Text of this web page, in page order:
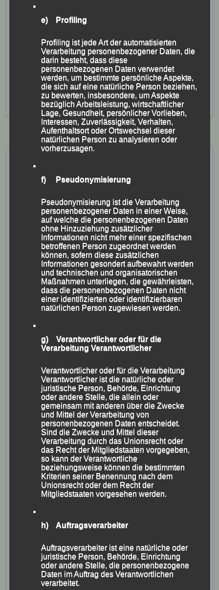
VeröffentlichtinAktuelles,Archiv 2025
Christina Wimmer,DJK Domlauf,Frank Schneider
Franz Keifenheim,Georg Eibl,Gerhard Bauer,Ingrid Kölbl
Jan Worring,Jonathan Schubert,Lea Wenninger,Linda
Passau,Stefanie Auer,Tobias Schreindl
40. Rieder Stadtlauf –
Ried,Ried im Innkreis,
31.08.2024
Veröffentlicht am31. August 2024 von lgpassau
Passauer überzeugen beim „40.
Rieder Stadtlauf“
-Fünfmal Gold und einmal Bronze-
(KS.) Mit klasse Leistungen und sechs Medaillen
überzeugte das achtköpfige Team der Leichtathletik
Gemeinschaft (LG) Passau und des LAC Passau bei
der 40. Ausgabe des „Weberzeile Stadtlaufes“, der bei
hochsommerlichen Verhältnissen in Ried im Innkreis
über die Bühne ging und bei dem über 600 Teilnehmer
Die erfolgreichen Passauer Ausdauerathleten (v.li.)
Stephan Deckwerth, Jonathan Schubert, Marion Kopp,
Wenninger und Maximilian Spielbauer
Die ausrichtende LAG-Genböck-Haus-Ried hatte
analog der Vorjahre wieder eine 2.500-m-Runde, mit
e) Profiling
Profiling ist jede Art der automatisierten
Verarbeitung personenbezogener Daten, die
darin besteht, dass diese
personenbezogenen Daten verwendet
werden, um bestimmte persönliche Aspekte,
die sich auf eine natürliche Person beziehen,
zu bewerten, insbesondere, um Aspekte
bezüglich Arbeitsleistung, wirtschaftlicher
Lage, Gesundheit, persönlicher Vorlieben,
Interessen, Zuverlässigkeit, Verhalten,
Aufenthaltsort oder Ortswechsel dieser
natürlichen Person zu analysieren oder
vorherzusagen.
f) Pseudonymisierung
Pseudonymisierung ist die Verarbeitung
personenbezogener Daten in einer Weise,
auf welche die personenbezogenen Daten
ohne Hinzuziehung zusätzlicher
Informationen nicht mehr einer spezifischen
betroffenen Person zugeordnet werden
können, sofern diese zusätzlichen
Informationen gesondert aufbewahrt werden
und technischen und organisatorischen
Maßnahmen unterliegen, die gewährleisten,
dass die personenbezogenen Daten nicht
einer identifizierten oder identifizierbaren
natürlichen Person zugewiesen werden.
g) Verantwortlicher oder für die
Verarbeitung Verantwortlicher
Verantwortlicher oder für die Verarbeitung
Verantwortlicher ist die natürliche oder
juristische Person, Behörde, Einrichtung
oder andere Stelle, die allein oder
gemeinsam mit anderen über die Zwecke
und Mittel der Verarbeitung von
personenbezogenen Daten entscheidet.
Sind die Zwecke und Mittel dieser
Verarbeitung durch das Unionsrecht oder
das Recht der Mitgliedstaaten vorgegeben,
so kann der Verantwortliche
beziehungsweise können die bestimmten
Kriterien seiner Benennung nach dem
Unionsrecht oder dem Recht der
Mitgliedstaaten vorgesehen werden.
h) Auftragsverarbeiter
Auftragsverarbeiter ist eine natürliche oder
juristische Person, Behörde, Einrichtung
oder andere Stelle, die personenbezogene
Daten im Auftrag des Verantwortlichen
verarbeitet.